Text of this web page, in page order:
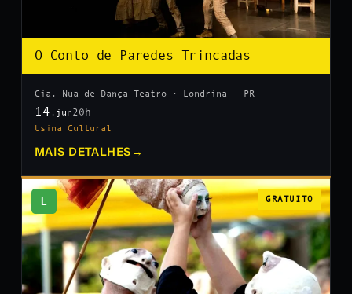
O Conto de Paredes Trincadas
Cia. Nua de Dança-Teatro · Londrina — PR
14 .jun20h
Usina Cultural
MAIS DETALHES →
L GRATUITO